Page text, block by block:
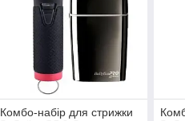
Комбо-набір для стрижки